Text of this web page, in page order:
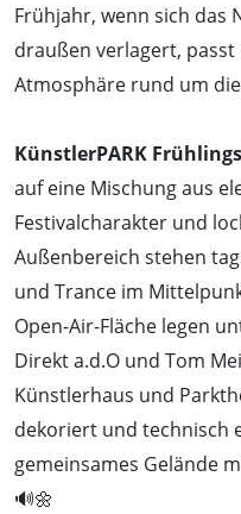
Frühjahr, wenn sich das
draußen verlagert,
Atmosphäre rund um
KünstlerPARK
auf eine Mischung aus
Festivalcharakter und
Außenbereich stehen
und Trance im
Open-Air-Fläche legen
Direkt a.d.O und Tom
Künstlerhaus und
dekoriert und technisch
gemeinsames Gelände
🔊🌼